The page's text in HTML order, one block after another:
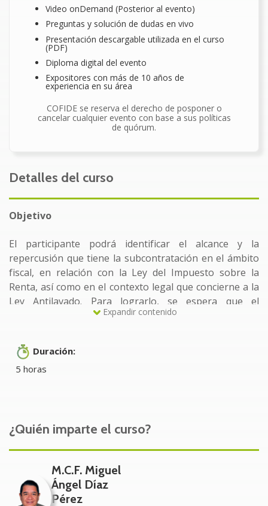
Video onDemand (Posterior al evento)
Preguntas y solución de dudas en vivo
Presentación descargable utilizada en el curso
(PDF)
Diploma digital del evento
Expositores con más de 10 años de
experiencia en su área
COFIDE se reserva el derecho de posponer o
cancelar cualquier evento con base a sus políticas
de quórum.
Detalles del curso
Objetivo
El participante podrá identificar el alcance y la
repercusión que tiene la subcontratación en el ámbito
fiscal, en relación con la Ley del Impuesto sobre la
Renta, así como en el contexto legal que concierne a la
Ley Antilavado. Para lograrlo, se espera que el
participante interprete adecuadamente las
Dirigido a:
Accionistas
Directores de Administración y Finanzas
Contador general de la empresa
Auxiliares administrativos y contables
Expandir contenido
Duración:
5 horas
¿Quién imparte el curso?
M.C.F. Miguel
Ángel Díaz
Pérez